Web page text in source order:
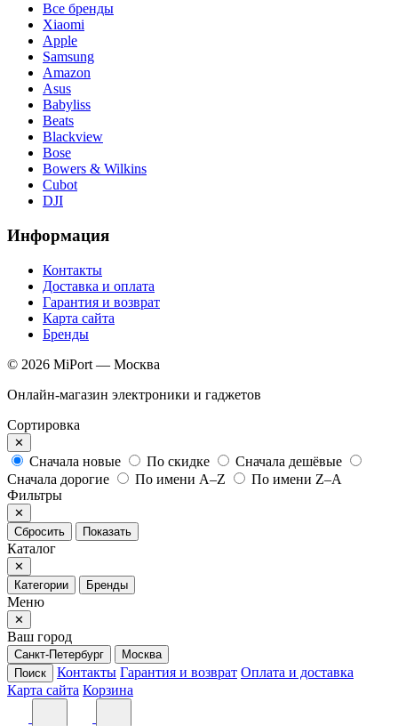
Все бренды
Xiaomi
Apple
Samsung
Amazon
Asus
Babyliss
Beats
Blackview
Bose
Bowers & Wilkins
Cubot
DJI
Информация
Контакты
Доставка и оплата
Гарантия и возврат
Карта сайта
Бренды
© 2026 MiPort — Москва
Онлайн-магазин электроники и гаджетов
Сортировка
✕
Сначала новые По скидке
Сначала дешёвые
Сначала дорогие
По имени A–Z
По имени Z–A
Фильтры
✕
Сбросить
Показать
Каталог
✕
Категории
Бренды
Меню
✕
Ваш город
Санкт-Петербург
Москва
Поиск
Контакты Гарантия и возврат Оплата и доставка
Карта сайта Корзина